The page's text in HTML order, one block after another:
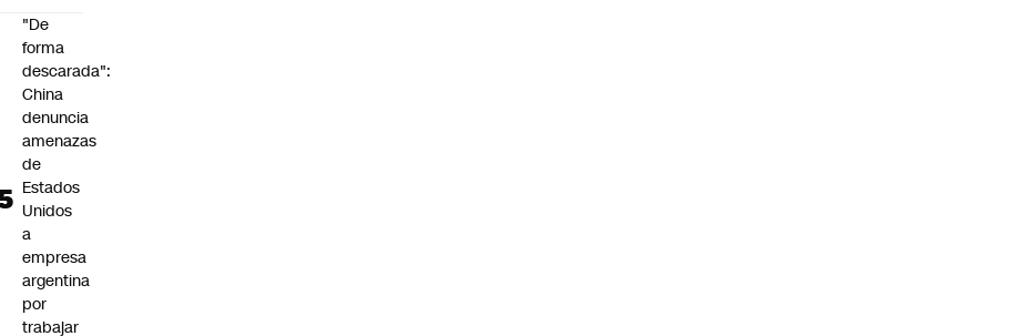
"De
forma
descarada":
China
denuncia
amenazas
de
Estados
Unidos
a
empresa
argentina
por
trabajar